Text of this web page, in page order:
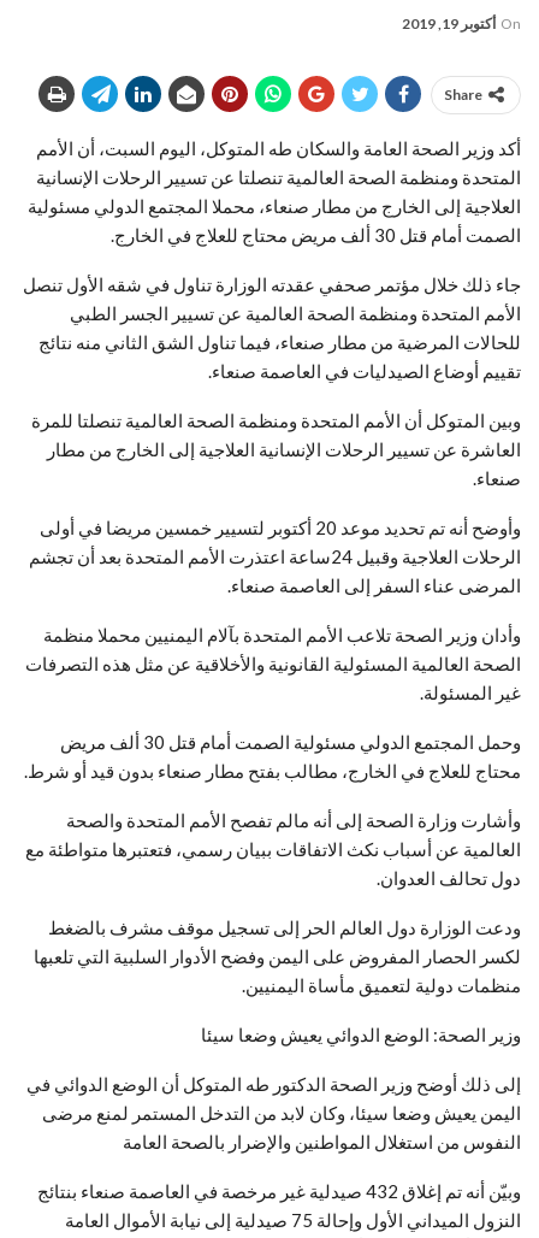
On أكتوبر 19, 2019
Share
أكد وزير الصحة العامة والسكان طه المتوكل، اليوم السبت، أن الأمم
المتحدة ومنظمة الصحة العالمية تنصلتا عن تسيير الرحلات الإنسانية
العلاجية إلى الخارج من مطار صنعاء، محملا المجتمع الدولي مسئولية
الصمت أمام قتل 30 ألف مريض محتاج للعلاج في الخارج.
جاء ذلك خلال مؤتمر صحفي عقدته الوزارة تناول في شقه الأول تنصل
الأمم المتحدة ومنظمة الصحة العالمية عن تسيير الجسر الطبي
للحالات المرضية من مطار صنعاء، فيما تناول الشق الثاني منه نتائج
تقييم أوضاع الصيدليات في العاصمة صنعاء.
وبين المتوكل أن الأمم المتحدة ومنظمة الصحة العالمية تنصلتا للمرة
العاشرة عن تسيير الرحلات الإنسانية العلاجية إلى الخارج من مطار
صنعاء.
وأوضح أنه تم تحديد موعد 20 أكتوبر لتسيير خمسين مريضا في أولى
الرحلات العلاجية وقبيل 24ساعة اعتذرت الأمم المتحدة بعد أن تجشم
المرضى عناء السفر إلى العاصمة صنعاء.
وأدان وزير الصحة تلاعب الأمم المتحدة بآلام اليمنيين محملا منظمة
الصحة العالمية المسئولية القانونية والأخلاقية عن مثل هذه التصرفات
غير المسئولة.
وحمل المجتمع الدولي مسئولية الصمت أمام قتل 30 ألف مريض
محتاج للعلاج في الخارج، مطالب بفتح مطار صنعاء بدون قيد أو شرط.
وأشارت وزارة الصحة إلى أنه مالم تفصح الأمم المتحدة والصحة
العالمية عن أسباب نكث الاتفاقات ببيان رسمي، فتعتبرها متواطئة مع
دول تحالف العدوان.
ودعت الوزارة دول العالم الحر إلى تسجيل موقف مشرف بالضغط
لكسر الحصار المفروض على اليمن وفضح الأدوار السلبية التي تلعبها
منظمات دولية لتعميق مأساة اليمنيين.
وزير الصحة: الوضع الدوائي يعيش وضعا سيئا
إلى ذلك أوضح وزير الصحة الدكتور طه المتوكل أن الوضع الدوائي في
اليمن يعيش وضعا سيئا، وكان لابد من التدخل المستمر لمنع مرضى
النفوس من استغلال المواطنين والإضرار بالصحة العامة
وبيّن أنه تم إغلاق 432 صيدلية غير مرخصة في العاصمة صنعاء بنتائج
النزول الميداني الأول وإحالة 75 صيدلية إلى نيابة الأموال العامة